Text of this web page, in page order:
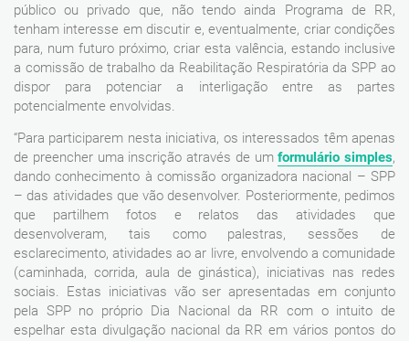
público ou privado que, não tendo ainda Programa de RR,
tenham interesse em discutir e, eventualmente, criar condições
para, num futuro próximo, criar esta valência, estando inclusive
a comissão de trabalho da Reabilitação Respiratória da SPP ao
dispor para potenciar a interligação entre as partes
potencialmente envolvidas.
“Para participarem nesta iniciativa, os interessados têm apenas
de preencher uma inscrição através de umformulário simples,
dando conhecimento à comissão organizadora nacional – SPP
– das atividades que vão desenvolver. Posteriormente, pedimos
que partilhem fotos e relatos das atividades que
desenvolveram, tais como palestras, sessões de
esclarecimento, atividades ao ar livre, envolvendo a comunidade
(caminhada, corrida, aula de ginástica), iniciativas nas redes
sociais. Estas iniciativas vão ser apresentadas em conjunto
pela SPP no próprio Dia Nacional da RR com o intuito de
espelhar esta divulgação nacional da RR em vários pontos do